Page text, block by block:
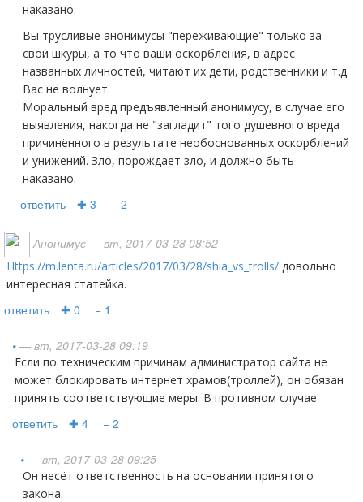
наказано.
Вы трусливые анонимусы "переживающие" только за
свои шкуры, а то что ваши оскорбления, в адрес
названных личностей, читают их дети, родственники и т.д
Вас не волнует.
Моральный вред предъявленный анонимусу, в случае его
выявления, накогда не "загладит" того душевного вреда
причинённого в результате необоснованных оскорблений
и унижений. Зло, порождает зло, и должно быть
наказано.
ответить ✚ 3 − 2
Анонимус — вт, 2017-03-28 08:52
https://m.lenta.ru/articles/2017/03/28/shia_vs_trolls/ довольно
интересная статейка.
ответить ✚ 0 − 1
• — вт, 2017-03-28 09:19
Если по техническим причинам администратор сайта не
может блокировать интернет храмов(троллей), он обязан
принять соответствующие меры. В противном случае
ответить ✚ 4 − 2
• — вт, 2017-03-28 09:25
он несёт ответственность на основании принятого
закона.